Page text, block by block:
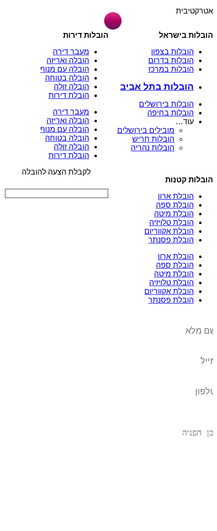
אטרקטיבית
הובלות בישראל
הובלות בצפון
הובלות בדרום
הובלות במרכז
הובלות בתל אביב
הובלות בירושלים
הובלות בחיפה
עוד…
מובילים בירושלים
הובלות חריש
הובלות נהריה
הובלות דירות
מעבר דירה
הובלה ואריזה
הובלה עם מנוף
הובלה בטוחה
הובלה זולה
הובלת דירות
מעבר דירה
הובלה ואריזה
הובלה עם מנוף
הובלה בטוחה
הובלה זולה
הובלת דירות
הובלות קטנות
הובלת ארון
הובלת ספה
הובלת מיטה
הובלת טלויזיה
הובלת אקווריום
הובלת פסנתר
הובלת ארון
הובלת ספה
הובלת מיטה
הובלת טלויזיה
הובלת אקווריום
הובלת פסנתר
לקבלת הצעה להובלה